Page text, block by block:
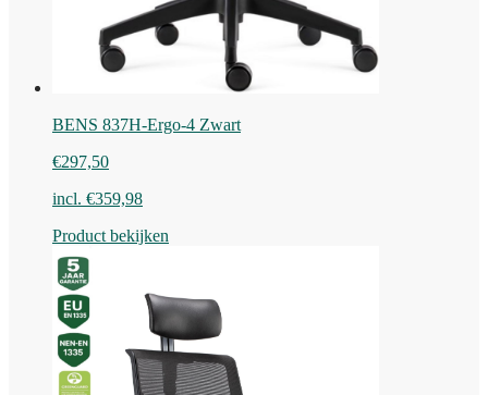
BENS 837H-Ergo-4 Zwart
€297,50
incl. €359,98
Product bekijken